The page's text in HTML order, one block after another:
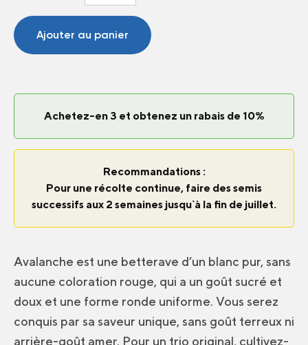
Betterave
Avalanche
Ajouter au panier
Achetez-en 3 et obtenez un rabais de 10%
Recommandations :
Pour une récolte continue, faire des semis
successifs aux 2 semaines jusqu`à la fin de juillet.
Avalanche est une betterave d’un blanc pur, sans
aucune coloration rouge, qui a un goût sucré et
doux et une forme ronde uniforme. Vous serez
conquis par sa saveur unique, sans goût terreux ni
arrière-goût amer. Pour un trio original, cultivez-